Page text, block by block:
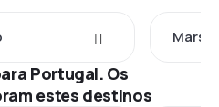
Portugal. Os
estes destinos